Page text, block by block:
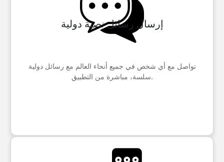
إرسال رسائل نصية دولية
تواصل مع أي شخص في جميع أنحاء العالم مع رسائل دولية
سلسة، مباشرة من التطبيق.